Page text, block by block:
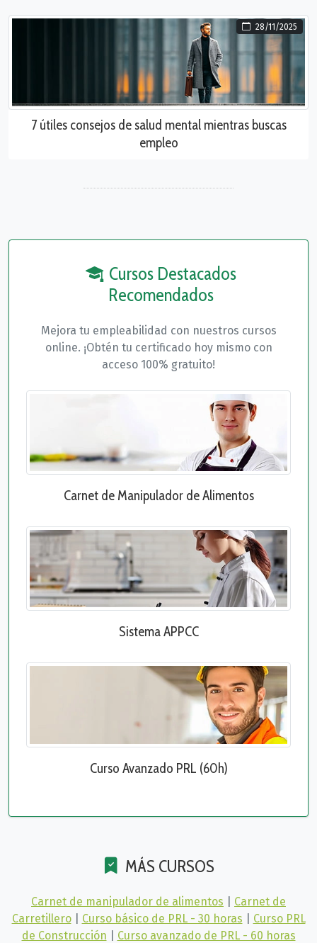
28/11/2025
7 útiles consejos de salud mental mientras buscas
empleo
Cursos Destacados
Recomendados
Mejora tu empleabilidad con nuestros cursos
online. ¡Obtén tu certificado hoy mismo con
acceso 100% gratuito!
Carnet de Manipulador de Alimentos
Sistema APPCC
Curso Avanzado PRL (60h)
MÁS CURSOS
Carnet de manipulador de alimentos
Carnet de
Carretillero
Curso básico de PRL - 30 horas
Curso PRL
de Construcción
Curso avanzado de PRL - 60 horas